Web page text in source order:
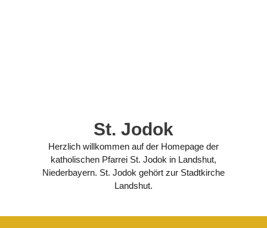
St. Jodok
Herzlich willkommen auf der Homepage der
katholischen Pfarrei St. Jodok in Landshut,
Niederbayern. St. Jodok gehört zur Stadtkirche
Landshut.